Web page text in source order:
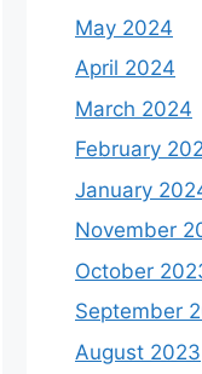
May 2024
April 2024
March 2024
February
January
November
October
September
August 2023